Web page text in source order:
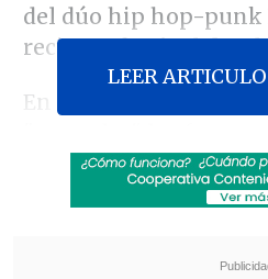
del dúo hip hop-punk
recientefestival de
En un comunicado, la
suscitadas por la
"¡muerte a las IDF!"
musical en su
LEER